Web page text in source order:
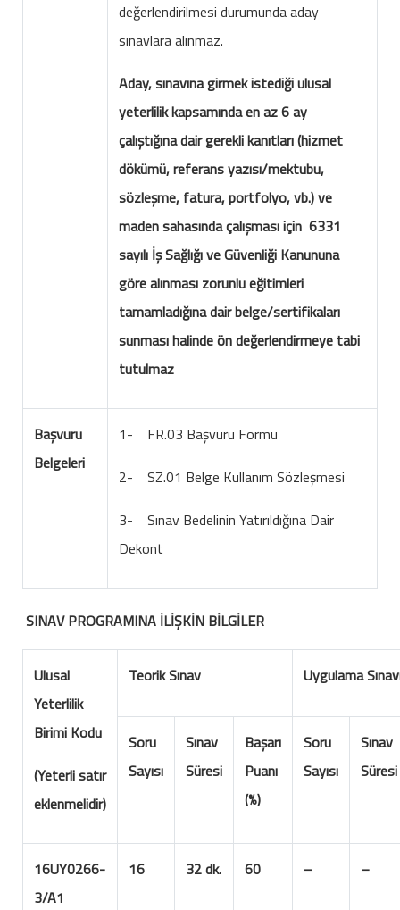
değerlendirilmesi durumunda aday
sınavlara alınmaz.
Aday, sınavına girmek istediği ulusal
yeterlilik kapsamında en az 6 ay
çalıştığına dair gerekli kanıtları (hizmet
dökümü, referans yazısı/mektubu,
sözleşme, fatura, portfolyo, vb.) ve
maden sahasında çalışması için 6331
sayılı İş Sağlığı ve Güvenliği Kanununa
göre alınması zorunlu eğitimleri
tamamladığına dair belge/sertifikaları
sunması halinde ön değerlendirmeye tabi
tutulmaz
Başvuru
Belgeleri
1- FR.03 Başvuru Formu
2- SZ.01 Belge Kullanım Sözleşmesi
3- Sınav Bedelinin Yatırıldığına Dair
Dekont
SINAV PROGRAMINA İLİŞKİN BİLGİLER
Ulusal
Yeterlilik
Birimi Kodu
(Yeterli satır
eklenmelidir)
Teorik Sınav Uygulama
Soru
Sayısı
Sınav
Süresi
Başarı
Puanı
(%)
Soru
Sayısı
Sınav
Süresi
16UY0266-
3/A1
16 32 dk. 60 – –